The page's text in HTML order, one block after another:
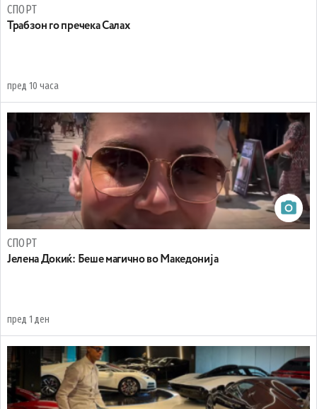
СПОРТ
Трабзон го пречека Салах
пред 10 часа
СПОРТ
Јелена Докиќ: Беше магично во Македонија
пред 1 ден